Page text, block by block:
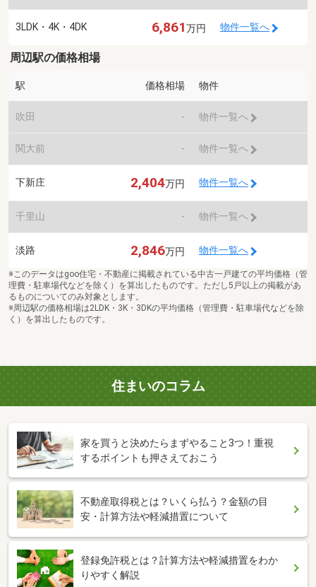
3LDK・4K・4DK 6,861万円 物件一覧へ
周辺駅の価格相場
駅 価格相場 物件
吹田 - 物件一覧へ
関大前 - 物件一覧へ
下新庄 2,404万円 物件一覧へ
千里山 - 物件一覧へ
淡路 2,846万円 物件一覧へ
※このデータはgoo住宅・不動産に掲載されている中古一戸建ての平均価格（管
理費・駐車場代などを除く）を算出したものです。ただし5戸以上の掲載があ
るものについてのみ対象とします。
※周辺駅の価格相場は2LDK・3K・3DKの平均価格（管理費・駐車場代などを除
く）を算出したものです。
住まいのコラム
家を買うと決めたらまずやること3つ！重視
するポイントも押さえておこう
不動産取得税とは？いくら払う？金額の目
安・計算方法や軽減措置について
登録免許税とは？計算方法や軽減措置をわか
りやすく解説